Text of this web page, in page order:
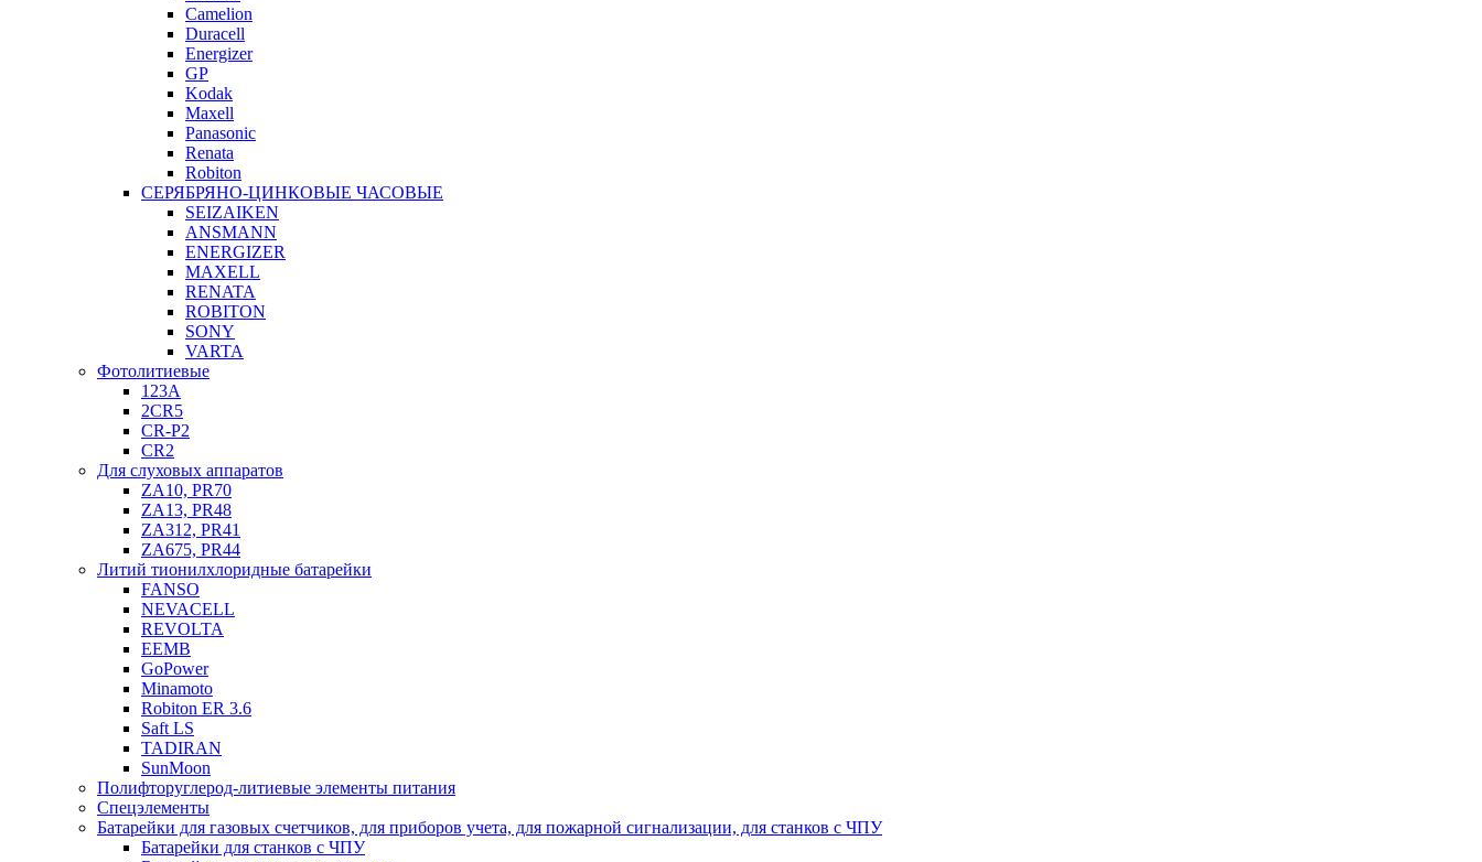
Camelion
Duracell
Energizer
GP
Kodak
Maxell
Panasonic
Renata
Robiton
СЕРЯБРЯНО-ЦИНКОВЫЕ ЧАСОВЫЕ
SEIZAIKEN
ANSMANN
ENERGIZER
MAXELL
RENATA
ROBITON
SONY
VARTA
Фотолитиевые
123A
2CR5
CR-P2
CR2
Для слуховых аппаратов
ZA10, PR70
ZA13, PR48
ZA312, PR41
ZA675, PR44
Литий тионилхлоридные батарейки
FANSO
NEVACELL
REVOLTA
EEMB
GoPower
Minamoto
Robiton ER 3.6
Saft LS
TADIRAN
SunMoon
Полифторуглерод-литиевые элементы питания
Спецэлементы
Батарейки для газовых счетчиков, для приборов учета, для пожарной сигнализации, для станков с ЧПУ
Батарейки для станков с ЧПУ